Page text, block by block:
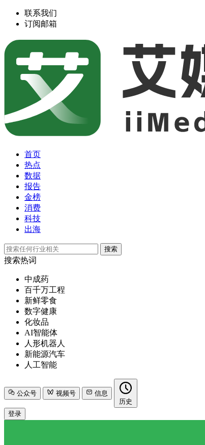
联系我们
订阅邮箱
首页
热点
数据
报告
金榜
消费
科技
出海
搜索
搜索热词
中成药
百千万工程
新鲜零食
数字健康
化妆品
AI智能体
人形机器人
新能源汽车
人工智能
公众号 视频号
信息
历史
登录